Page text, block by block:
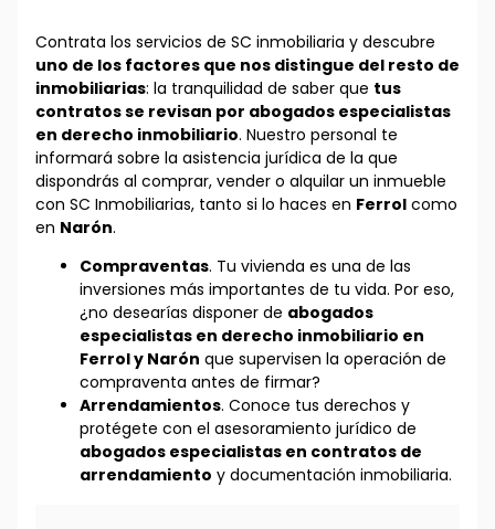
Contrata los servicios de SC inmobiliaria y descubre
uno de los factores que nos distingue del resto de
inmobiliarias: la tranquilidad de saber que tus
contratos se revisan por abogados especialistas
en derecho inmobiliario. Nuestro personal te
informará sobre la asistencia jurídica de la que
dispondrás al comprar, vender o alquilar un inmueble
con SC Inmobiliarias, tanto si lo haces en Ferrol como
en Narón.
Compraventas. Tu vivienda es una de las
inversiones más importantes de tu vida. Por eso,
¿no desearías disponer de abogados
especialistas en derecho inmobiliario en
Ferrol y Narón que supervisen la operación de
compraventa antes de firmar?
Arrendamientos. Conoce tus derechos y
protégete con el asesoramiento jurídico de
abogados especialistas en contratos de
arrendamiento y documentación inmobiliaria.